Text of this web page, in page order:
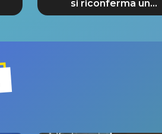
si riconferma un
GRANDE SUCCESSO!